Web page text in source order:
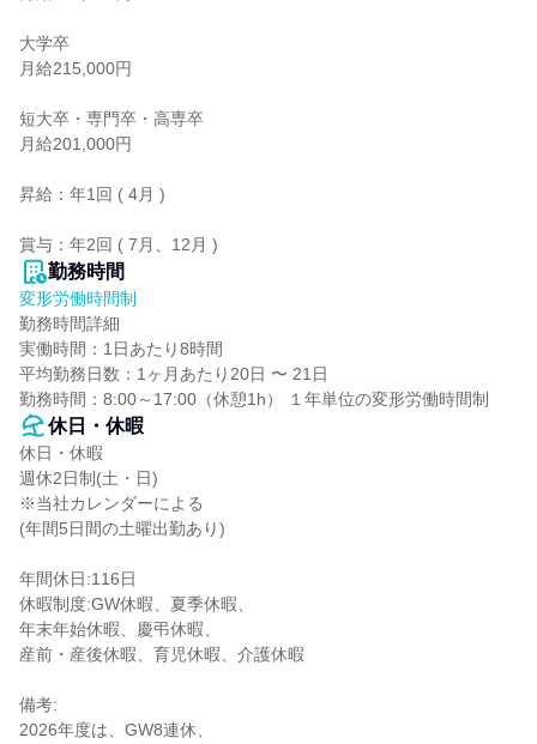
大学卒
月給215,000円
短大卒・専門卒・高専卒
月給201,000円
昇給：年1回 ( 4月 )
賞与：年2回 ( 7月、12月 )
勤務時間
変形労働時間制
勤務時間詳細
実働時間：1日あたり8時間
平均勤務日数：1ヶ月あたり20日 〜 21日
勤務時間：8:00～17:00（休憩1h） １年単位の変形労働時間制
休日・休暇
休日・休暇
週休2日制(土・日)
※当社カレンダーによる
(年間5日間の土曜出勤あり)
年間休日:116日
休暇制度:GW休暇、夏季休暇、
年末年始休暇、慶弔休暇、
産前・産後休暇、育児休暇、介護休暇
備考:
2026年度は、GW8連休、